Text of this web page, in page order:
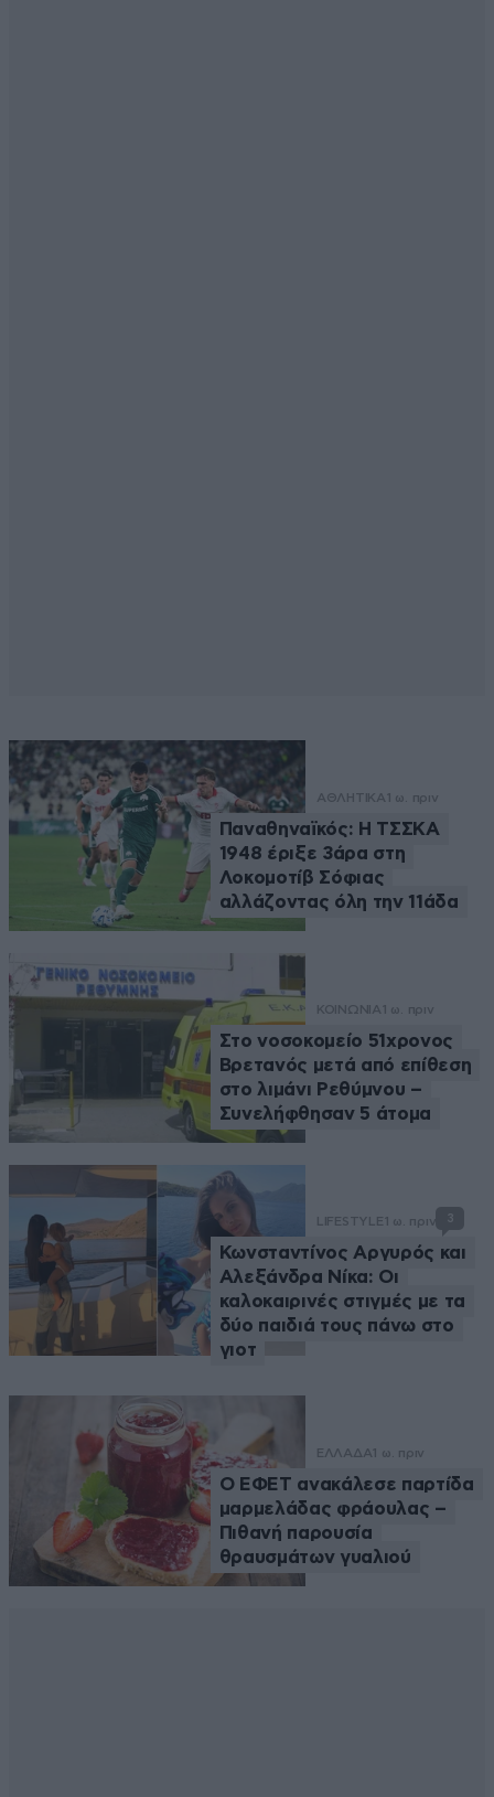
ΑΘΛΗΤΙΚΑ 1 ω. πριν
Παναθηναϊκός: Η ΤΣΣΚΑ
1948 έριξε 3άρα στη
Λοκομοτίβ Σόφιας
αλλάζοντας όλη την 11άδα
ΚΟΙΝΩΝΙΑ 1 ω. πριν
Στο νοσοκομείο 51χρονος
Βρετανός μετά από επίθεση
στο λιμάνι Ρεθύμνου –
Συνελήφθησαν 5 άτομα
LIFESTYLE 1 ω. πριν 3
Κωνσταντίνος Αργυρός και
Αλεξάνδρα Νίκα: Οι
καλοκαιρινές στιγμές με τα
δύο παιδιά τους πάνω στο
γιοτ
ΕΛΛΑΔΑ 1 ω. πριν
Ο ΕΦΕΤ ανακάλεσε παρτίδα
μαρμελάδας φράουλας –
Πιθανή παρουσία
θραυσμάτων γυαλιού